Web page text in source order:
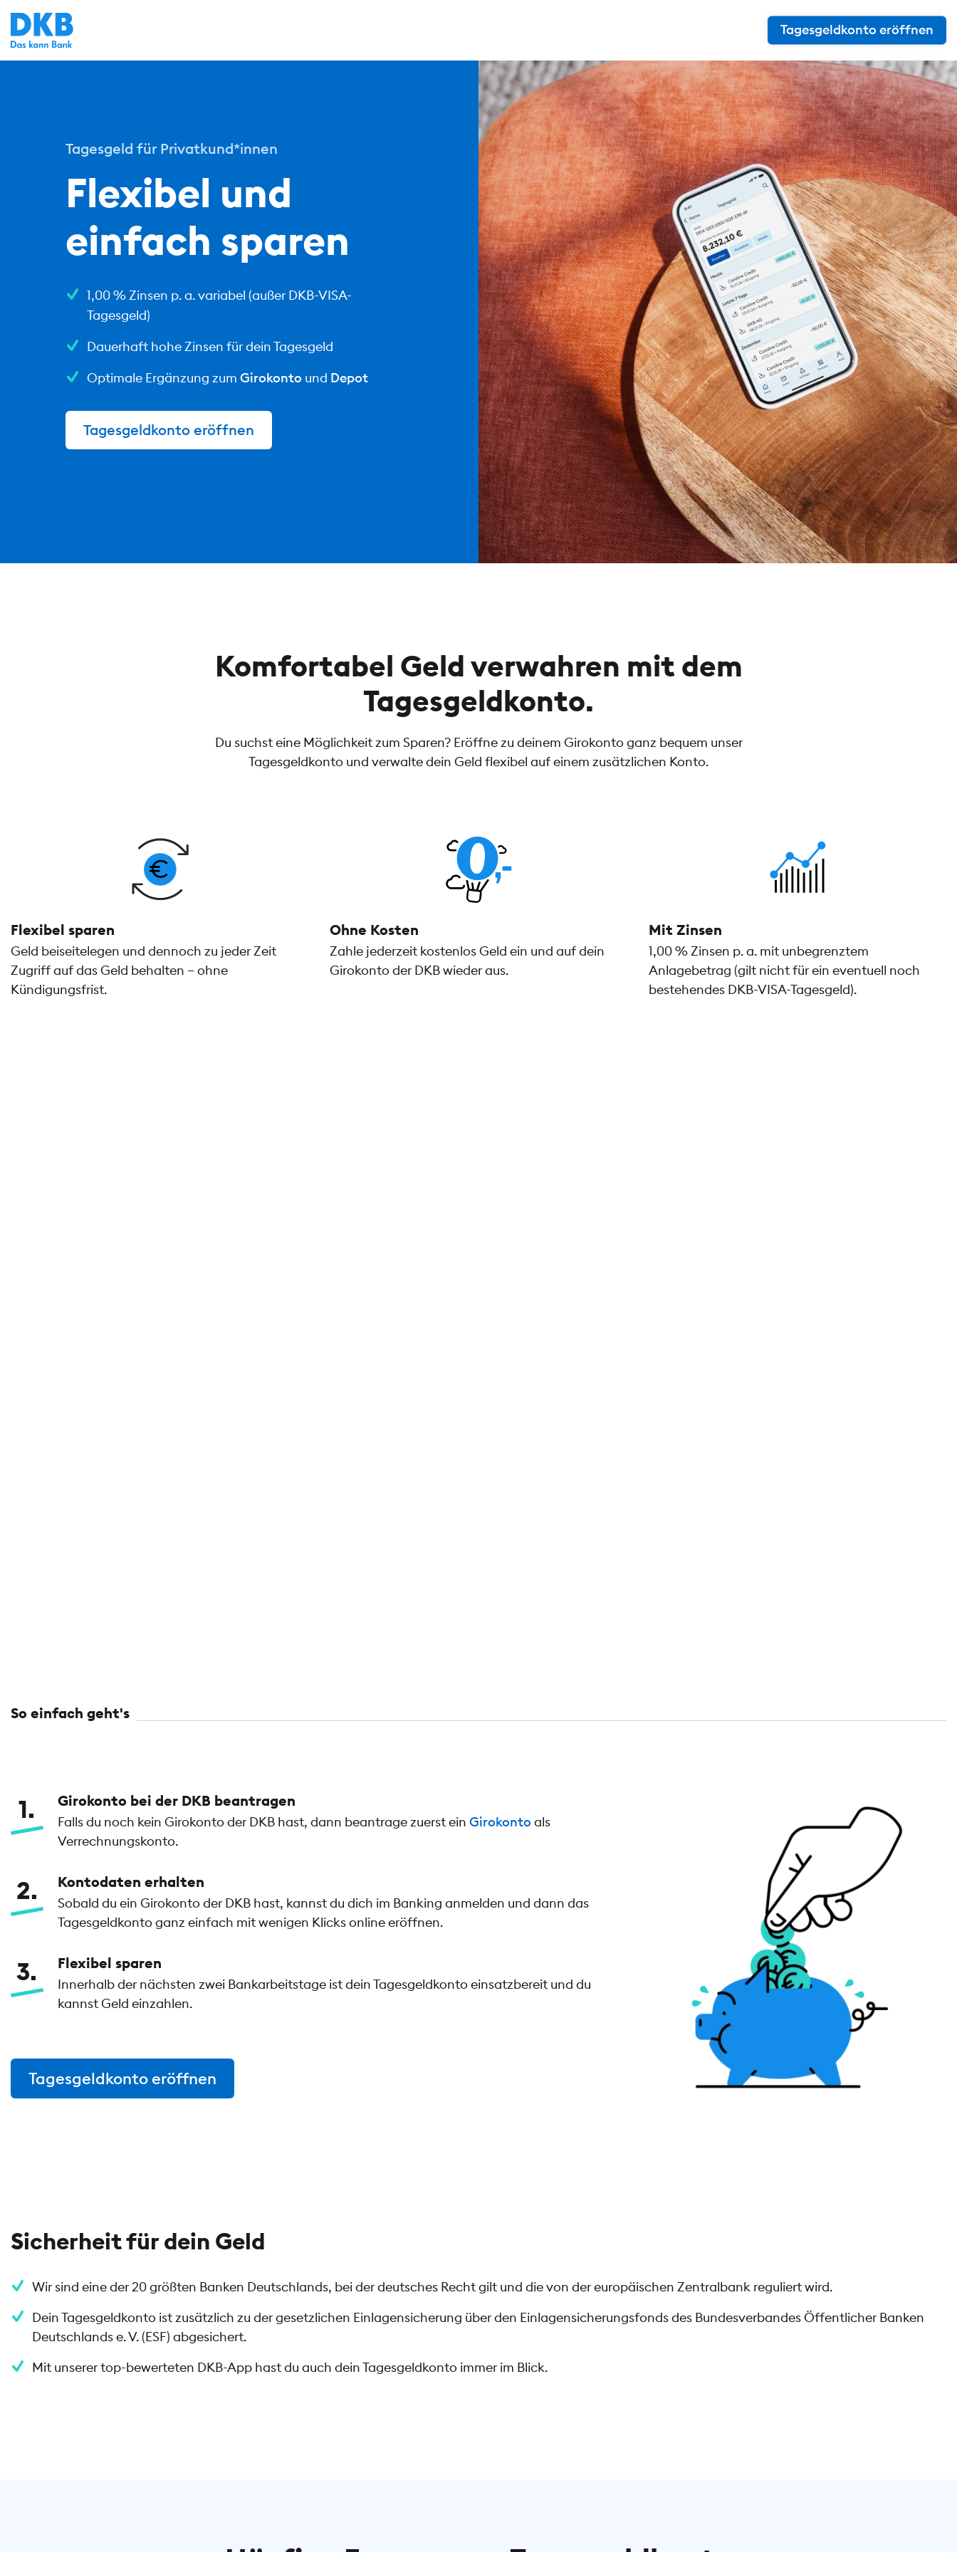
Tagesgeldkonto eröffnen
Tagesgeld für Privatkund*innen
Flexibel und
einfach sparen
1,00 % Zinsen p. a. variabel(außer DKB-VISA-
Tagesgeld)
Dauerhaft hohe Zinsen für dein Tagesgeld
Optimale Ergänzung zumGirokonto und Depot
Tagesgeldkonto eröffnen
Komfortabel Geld verwahren mit dem
Tagesgeldkonto.
Du suchst eine Möglichkeit zum Sparen? Eröffne zu deinem Girokonto ganz bequem unser
Tagesgeldkonto und verwalte dein Geld flexibel auf einem zusätzlichen Konto.
Flexibel sparen
Geld beiseitelegen und dennoch zu jeder Zeit
Zugriff auf das Geld behalten – ohne
Kündigungsfrist.
Ohne Kosten
Zahle jederzeit kostenlos Geld ein und auf dein
Girokonto der DKB wieder aus.
Mit Zinsen
1,00 % Zinsen p. a. mit unbegrenztem
Anlagebetrag (gilt nicht für ein eventuell noch
bestehendes DKB-VISA-Tagesgeld).
So einfach geht's
1 Girokonto bei der DKB beantragen
Falls du noch kein Girokonto der DKB hast, dann beantrage zuerst ein Girokonto als
Verrechnungskonto.
2 Kontodaten erhalten
Sobald du ein Girokonto der DKB hast, kannst du dich im Banking anmelden und dann das
Tagesgeldkonto ganz einfach mit wenigen Klicks online eröffnen.
3 Flexibel sparen
Innerhalb der nächsten zwei Bankarbeitstage ist dein Tagesgeldkonto einsatzbereit und du
kannst Geld einzahlen.
Tagesgeldkonto eröffnen
Sicherheit für dein Geld
Wir sind eine der 20 größten Banken Deutschlands, bei der deutsches Recht gilt und die von der europäischen Zentralbank reguliert wird.
Dein Tagesgeldkonto ist zusätzlich zu der gesetzlichen Einlagensicherung über den Einlagensicherungsfonds des Bundesverbandes Öffentlicher Banken
Deutschlands e. V. (ESF) abgesichert.
Mit unserer top-bewerteten DKB-App hast du auch dein Tagesgeldkonto immer im Blick.